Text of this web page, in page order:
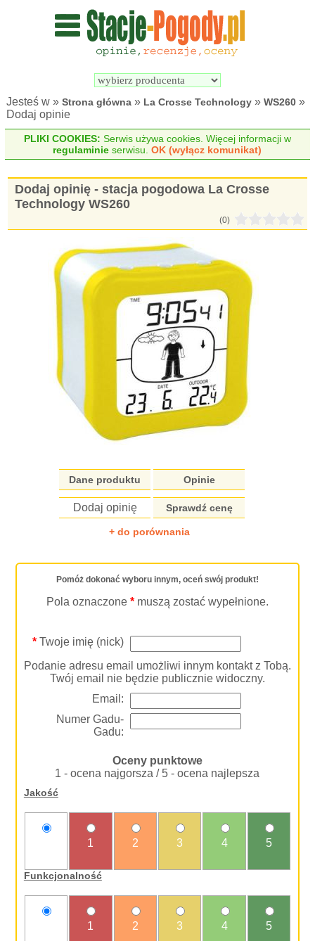
Wyszukiwarka
pogodowych
Jesteś w »Strona główna » La Crosse Technology »WS260 »
Dodaj opinie
PLIKI COOKIES: Serwis używa cookies. Więcej informacji w
regulaminie serwisu.OK (wyłącz komunikat)
Dodaj opinię - stacja pogodowa La Crosse
Technology WS260
(0)
Dane produktu Opinie
Dodaj opinię Sprawdź cenę
+ do porównania
Pomóż dokonać wyboru innym, oceń swój produkt!
Pola oznaczone * muszą zostać wypełnione.
*Twoje imię (nick)
Podanie adresu email umożliwi innym kontakt z Tobą.
Twój email nie będzie publicznie widoczny.
Email:
Numer Gadu-
Gadu:
Oceny punktowe
1 - ocena najgorsza / 5 - ocena najlepsza
Jakość
1 2 3 4 5
Funkcjonalność
1 2 3 4 5